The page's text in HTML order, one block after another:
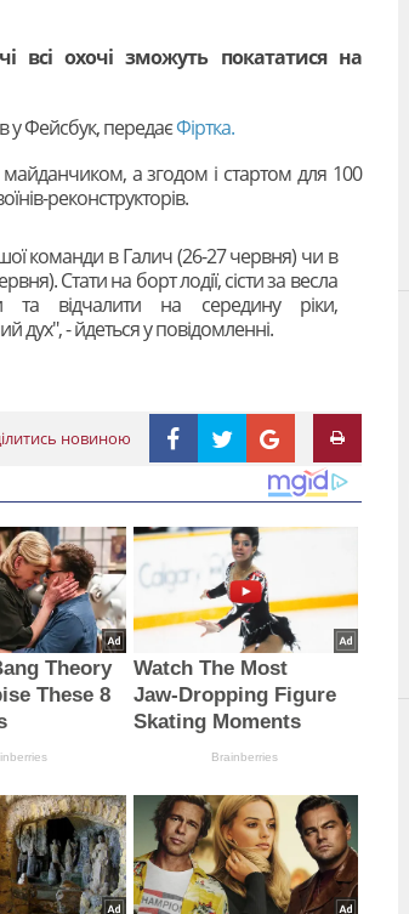
всі охочі зможуть покататися на
у Фейсбук, передаєФіртка.
а згодом і стартом для 100
реконструкторів.
команди в Галич (26-27 червня) чи в
Стати на борт лодії, сісти за весла
та відчалити на середину ріки,
дух", - йдеться у повідомленні.
новиною
Theory
These 8
Watch The Most
Jaw‑Dropping Figure
Skating Moments
Brainberries